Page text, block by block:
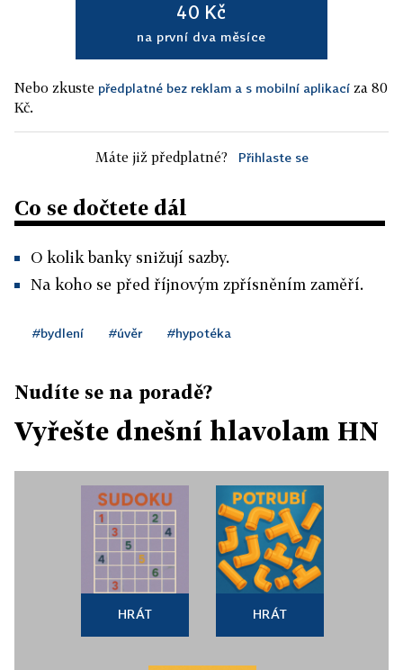
40 Kč
na první dva měsíce
Nebo zkuste předplatné bez reklam a s mobilní aplikací za 80
Kč.
Máte již předplatné? Přihlaste se
Co se dočtete dál
O kolik banky snižují sazby.
Na koho se před říjnovým zpřísněním zaměří.
#bydlení #úvěr #hypotéka
Nudíte se na poradě?
Vyřešte dnešní hlavolam HN
HRÁT HRÁT